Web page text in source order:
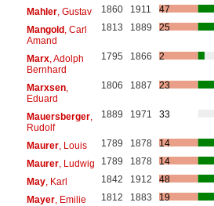
Mahler, Gustav 1860 1911
47
Mangold, Carl
Amand
1813 1889 25
Marx, Adolph
Bernhard
1795 1866 2
Marxsen,
Eduard
1806 1887 23
Mauersberger,
Rudolf
1889 1971 33
Maurer, Louis 1789 1878
14
Maurer, Ludwig 1789 1878
14
May, Karl 1842 1912
48
Mayer, Emilie 1812 1883
19